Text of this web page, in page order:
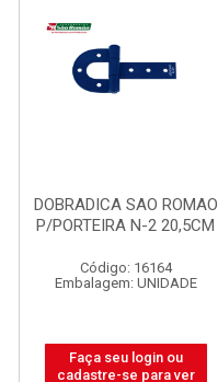
DOBRADICA SAO ROMAO
P/PORTEIRA N-2 20,5CM
Código: 16164
Embalagem: UNIDADE
Faça seu login ou
cadastre-se para ver